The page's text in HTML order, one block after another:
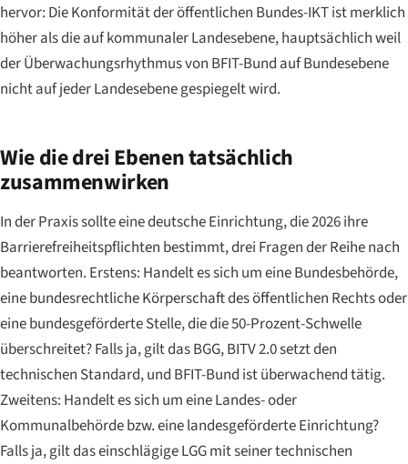
hervor: Die Konformität der öffentlichen Bundes-IKT ist merklich
höher als die auf kommunaler Landesebene, hauptsächlich weil
der Überwachungsrhythmus von BFIT-Bund auf Bundesebene
nicht auf jeder Landesebene gespiegelt wird.
Wie die drei Ebenen tatsächlich
zusammenwirken
In der Praxis sollte eine deutsche Einrichtung, die 2026 ihre
Barrierefreiheitspflichten bestimmt, drei Fragen der Reihe nach
beantworten. Erstens: Handelt es sich um eine Bundesbehörde,
eine bundesrechtliche Körperschaft des öffentlichen Rechts oder
eine bundesgeförderte Stelle, die die 50-Prozent-Schwelle
überschreitet? Falls ja, gilt das BGG, BITV 2.0 setzt den
technischen Standard, und BFIT-Bund ist überwachend tätig.
Zweitens: Handelt es sich um eine Landes- oder
Kommunalbehörde bzw. eine landesgeförderte Einrichtung?
Falls ja, gilt das einschlägige LGG mit seiner technischen